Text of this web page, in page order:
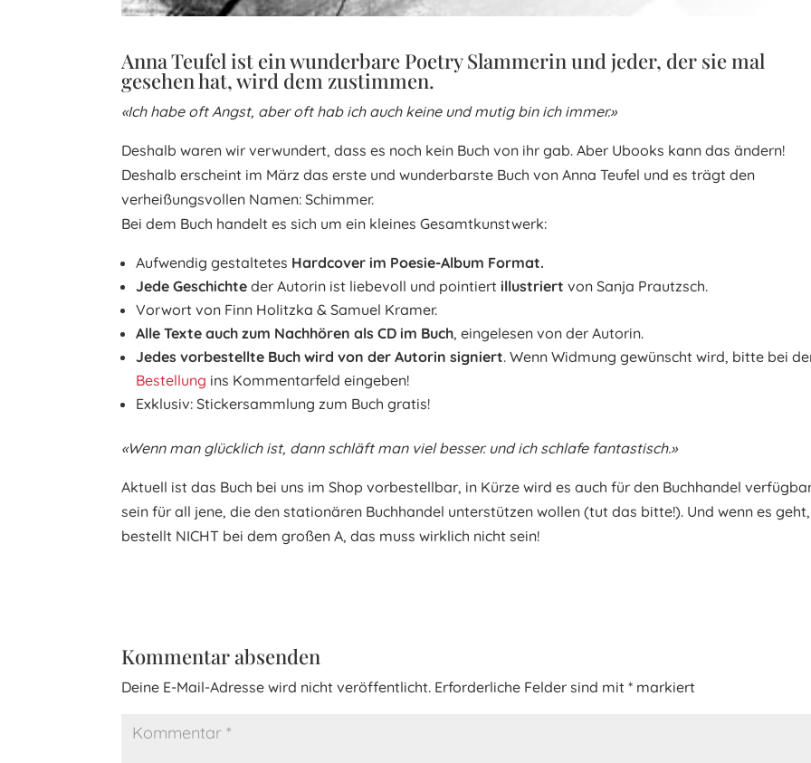
Anna Teufel ist ein wunderbare Poetry Slammerin und jeder, der sie mal
gesehen hat, wird dem zustimmen.
«Ich habe oft Angst, aber oft hab ich auch keine und mutig bin ich immer.»
Deshalb waren wir verwundert, dass es noch kein Buch von ihr gab. Aber Ubooks kann das ändern!
Deshalb erscheint im März das erste und wunderbarste Buch von Anna Teufel und es trägt den
verheißungsvollen Namen: Schimmer.
Bei dem Buch handelt es sich um ein kleines Gesamtkunstwerk:
Aufwendig gestaltetes Hardcover im Poesie-Album Format.
Jede Geschichte der Autorin ist liebevoll und pointiert illustriert von Sanja Prautzsch.
Vorwort von Finn Holitzka & Samuel Kramer.
Alle Texte auch zum Nachhören als CD im Buch, eingelesen von der Autorin.
Jedes vorbestellte Buch wird von der Autorin signiert. Wenn Widmung gewünscht wird, bitte bei
Bestellung ins Kommentarfeld eingeben!
Exklusiv: Stickersammlung zum Buch gratis!
«Wenn man glücklich ist, dann schläft man viel besser. und ich schlafe fantastisch.»
Aktuell ist das Buch bei uns im Shop vorbestellbar, in Kürze wird es auch für den Buchhandel
sein für all jene, die den stationären Buchhandel unterstützen wollen (tut das bitte!). Und wenn es geht,
bestellt NICHT bei dem großen A, das muss wirklich nicht sein!
Kommentar absenden
Deine E-Mail-Adresse wird nicht veröffentlicht. Erforderliche Felder sind mit* markiert